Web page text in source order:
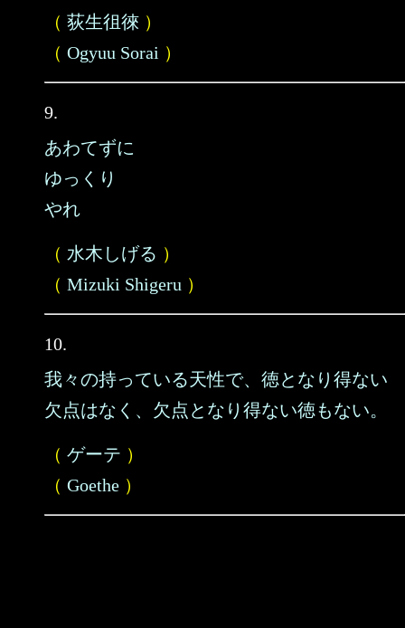
（ 荻生徂徠 ）
（ Ogyuu Sorai ）
9.
あわてずに
ゆっくり
やれ
（ 水木しげる ）
（ Mizuki Shigeru ）
10.
我々の持っている天性で、徳となり得ない
欠点はなく、欠点となり得ない徳もない。
（ ゲーテ ）
（ Goethe ）